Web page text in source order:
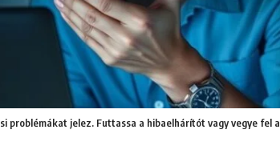
problémákat jelez. Futtassa a hibaelhárítót vagy vegye fel